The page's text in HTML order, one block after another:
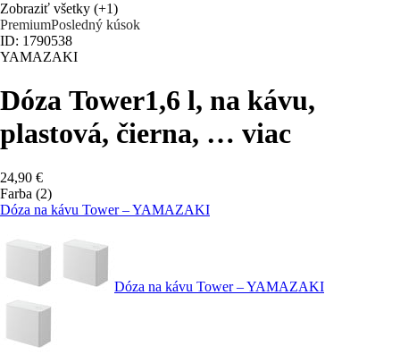
Zobraziť všetky (+1)
PremiumPosledný kúsok
ID: 1790538
YAMAZAKI
Dóza Tower1,6 l, na kávu,
plastová, čierna, … viac
24,90 €
Farba (2)
Dóza na kávu Tower – YAMAZAKI
Dóza na kávu Tower – YAMAZAKI